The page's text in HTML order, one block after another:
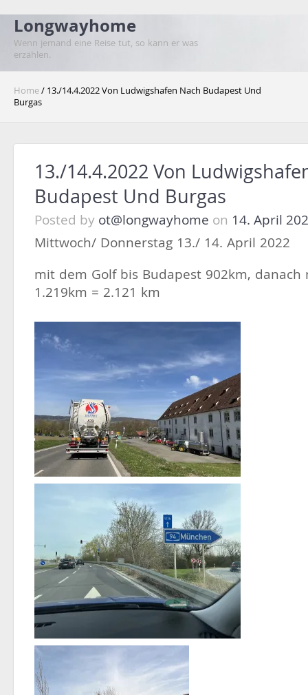
Longwayhome
Wenn jemand eine Reise tut, so kann er was
erzählen.
Home/ 13./14.4.2022 Von Ludwigshafen Nach Budapest Und
Burgas
13./14.4.2022 Von
Budapest Und Burgas
Posted by ot@longwayhome on 14. April
Mittwoch/ Donnerstag 13./ 14. April 2022
mit dem Golf bis Budapest 902km, danach
1.219km = 2.121 km